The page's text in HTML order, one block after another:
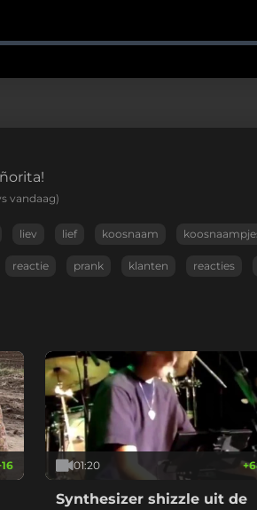
vandaag)
liev lief koosnaam
reactie prank klanten reacties
16 01:20 +
Synthesizer shizzle uit de